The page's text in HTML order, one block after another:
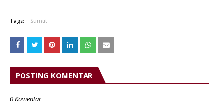
Tags: Sumut
POSTING KOMENTAR
0 Komentar